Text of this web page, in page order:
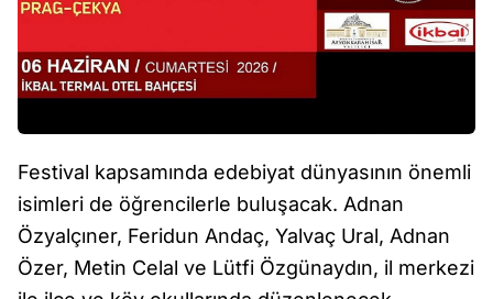
Festival kapsamında edebiyat dünyasının önemli
isimleri de öğrencilerle buluşacak. Adnan
Özyalçıner, Feridun Andaç, Yalvaç Ural, Adnan
Özer, Metin Celal ve Lütfi Özgünaydın, il merkezi